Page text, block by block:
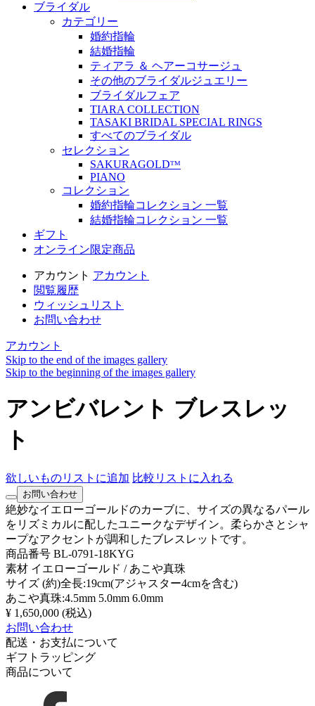
ブライダル
カテゴリー
婚約指輪
結婚指輪
ティアラ ＆ ヘアーコサージュ
その他のブライダルジュエリー
ブライダルフェア
TIARA COLLECTION
TASAKI BRIDAL SPECIAL RINGS
すべてのブライダル
セレクション
SAKURAGOLDᵀᴹ
PIANO
コレクション
婚約指輪コレクション 一覧
結婚指輪コレクション 一覧
ギフト
オンライン限定商品
アカウント アカウント
閲覧履歴
ウィッシュリスト
お問い合わせ
アカウント
Skip to the end of the images gallery
Skip to the beginning of the images gallery
アンビバレント ブレスレッ
ト
欲しいものリストに追加 比較リストに入れる
お問い合わせ
絶妙なイエローゴールドのカーブに、サイズの異なるパール
をリズミカルに配したユニークなデザイン。柔らかさとシャ
ープなアクセントが調和したブレスレットです。
商品番号 BL-0791-18KYG
素材 イエローゴールド / あこや真珠
サイズ (約)全長:19cm(アジャスター4cmを含む)
あこや真珠:4.5mm 5.0mm 6.0mm
¥ 1,650,000 (税込)
お問い合わせ
配送・お支払について
ギフトラッピング
商品について